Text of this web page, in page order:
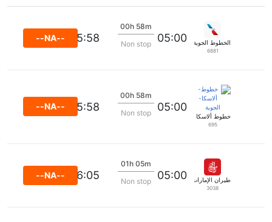
الخطوط الجوية الأمريكية
6881
05:00
00h 58m
Non stop
05:58
--NA--
خطوط ألاسكا الجوية
695
05:00
00h 58m
Non stop
05:58
--NA--
طيران الإمارات
3038
05:00
01h 05m
Non stop
06:05
--NA--